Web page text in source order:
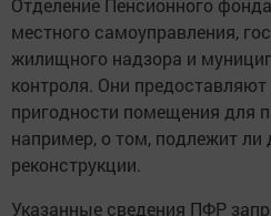
Отделение Пенсионного
местного самоуправления,
жилищного надзора и
контроля. Они предоставляют
пригодности помещения для
например, о том, подлежит ли
реконструкции.
Указанные сведения ПФР